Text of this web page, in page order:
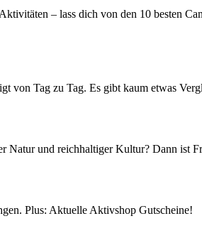
– lass dich von den 10 besten
von Tag zu Tag. Es gibt kaum etwas
Natur und reichhaltiger Kultur? Dann ist
Plus: Aktuelle Aktivshop Gutscheine!